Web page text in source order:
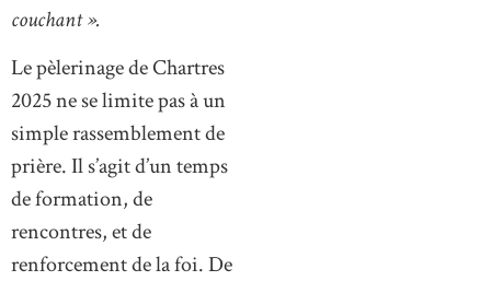
couchant ».
Le pèlerinage de Chartres
2025 ne se limite pas à un
simple rassemblement de
prière. Il s’agit d’un temps
de formation, de
rencontres, et de
renforcement de la foi. De